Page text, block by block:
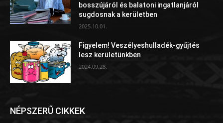
bosszújáról és balatoni ingatlanjáról
sugdosnak a kerületben
2025.10.01.
Figyelem! Veszélyeshulladék-gyűjtés
lesz kerületünkben
2024.09.28.
NÉPSZERŰ CIKKEK